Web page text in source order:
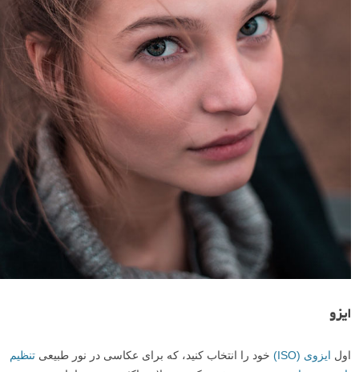
ایزو
اول ایزوی (ISO) خود را انتخاب کنید، که برای عکاسی در نور طبیعی تنظیم